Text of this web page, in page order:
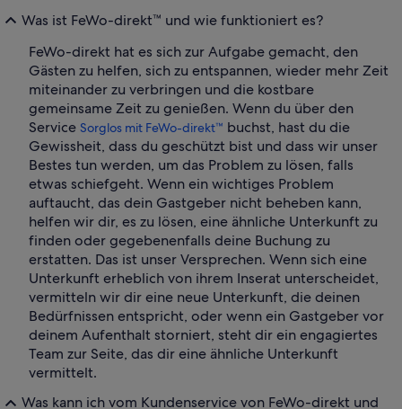
Was ist FeWo-direkt™ und wie funktioniert es?
FeWo-direkt hat es sich zur Aufgabe gemacht, den
Gästen zu helfen, sich zu entspannen, wieder mehr Zeit
miteinander zu verbringen und die kostbare
gemeinsame Zeit zu genießen. Wenn du über den
Service Sorglos mit FeWo-direkt™ buchst, hast du die
Gewissheit, dass du geschützt bist und dass wir unser
Bestes tun werden, um das Problem zu lösen, falls
etwas schiefgeht. Wenn ein wichtiges Problem
auftaucht, das dein Gastgeber nicht beheben kann,
helfen wir dir, es zu lösen, eine ähnliche Unterkunft zu
finden oder gegebenenfalls deine Buchung zu
erstatten. Das ist unser Versprechen. Wenn sich eine
Unterkunft erheblich von ihrem Inserat unterscheidet,
vermitteln wir dir eine neue Unterkunft, die deinen
Bedürfnissen entspricht, oder wenn ein Gastgeber vor
deinem Aufenthalt storniert, steht dir ein engagiertes
Team zur Seite, das dir eine ähnliche Unterkunft
vermittelt.
Was kann ich vom Kundenservice von FeWo-direkt und